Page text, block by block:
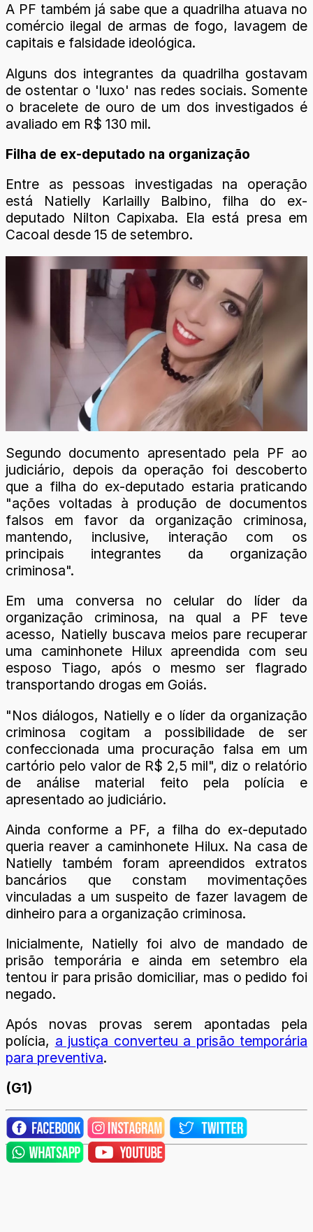
A PF também já sabe que a quadrilha atuava no
comércio ilegal de armas de fogo, lavagem de
capitais e falsidade ideológica.
Alguns dos integrantes da quadrilha gostavam
de ostentar o 'luxo' nas redes sociais. Somente
o bracelete de ouro de um dos investigados é
avaliado em R$ 130 mil.
Filha de ex-deputado na organização
Entre as pessoas investigadas na operação
está Natielly Karlailly Balbino, filha do ex-
deputado Nilton Capixaba. Ela está presa em
Cacoal desde 15 de setembro.
Segundo documento apresentado pela PF ao
judiciário, depois da operação foi descoberto
que a filha do ex-deputado estaria praticando
"ações voltadas à produção de documentos
falsos em favor da organização criminosa,
mantendo, inclusive, interação com os
principais integrantes da organização
criminosa".
Em uma conversa no celular do líder da
organização criminosa, na qual a PF teve
acesso, Natielly buscava meios pare recuperar
uma caminhonete Hilux apreendida com seu
esposo Tiago, após o mesmo ser flagrado
transportando drogas em Goiás.
"Nos diálogos, Natielly e o líder da organização
criminosa cogitam a possibilidade de ser
confeccionada uma procuração falsa em um
cartório pelo valor de R$ 2,5 mil", diz o relatório
de análise material feito pela polícia e
apresentado ao judiciário.
Ainda conforme a PF, a filha do ex-deputado
queria reaver a caminhonete Hilux. Na casa de
Natielly também foram apreendidos extratos
bancários que constam movimentações
vinculadas a um suspeito de fazer lavagem de
dinheiro para a organização criminosa.
Inicialmente, Natielly foi alvo de mandado de
prisão temporária e ainda em setembro ela
tentou ir para prisão domiciliar, mas o pedido foi
negado.
Após novas provas serem apontadas pela
polícia, a justiça converteu a prisão temporária
para preventiva.
(G1)